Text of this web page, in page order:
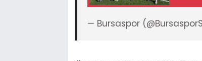
— Bursaspor